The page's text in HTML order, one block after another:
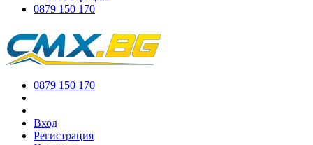
0879 150 170
0879 150 170
Вход
Регистрация